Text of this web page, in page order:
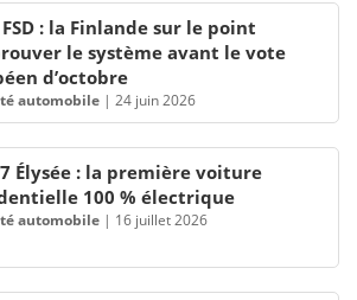
: la Finlande sur le point
le système avant le vote
d’octobre
automobile | 24 juin 2026
Élysée : la première voiture
100 % électrique
automobile | 16 juillet 2026